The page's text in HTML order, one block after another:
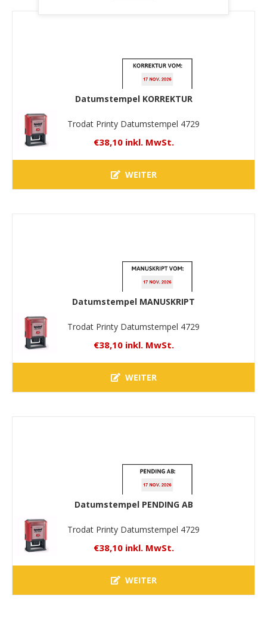
Datumstempel KORREKTUR
Trodat Printy Datumstempel 4729
€38,10 inkl. MwSt.
WEITER
Datumstempel MANUSKRIPT
Trodat Printy Datumstempel 4729
€38,10 inkl. MwSt.
WEITER
Datumstempel PENDING AB
Trodat Printy Datumstempel 4729
€38,10 inkl. MwSt.
WEITER